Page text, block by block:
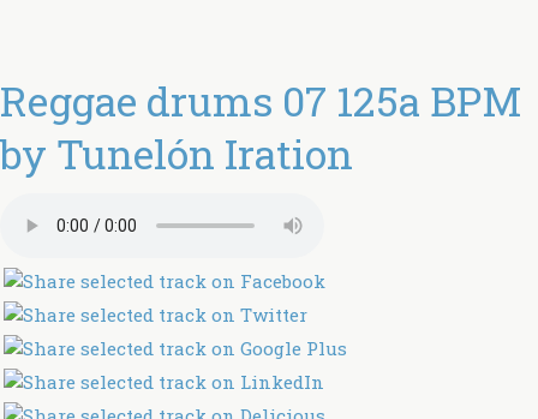
Reggae drums 07 125a BPM
by Tunelón Iration